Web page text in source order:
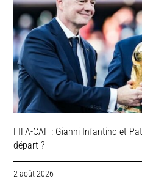
FIFA-CAF : Gianni Infantino et
départ ?
2 août 2026